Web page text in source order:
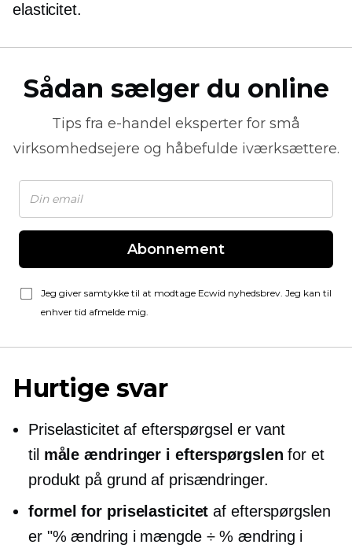
elasticitet.
Sådan sælger du online
Tips fra e-handel eksperter for små
virksomhedsejere og håbefulde iværksættere.
Abonnement
Jeg giver samtykke til at modtage Ecwid nyhedsbrev. Jeg kan til
enhver tid afmelde mig.
Hurtige svar
Priselasticitet af efterspørgsel er vant
til måle ændringer i efterspørgslen for et
produkt på grund af prisændringer.
formel for priselasticitet af efterspørgslen
er "% ændring i mængde ÷ % ændring i